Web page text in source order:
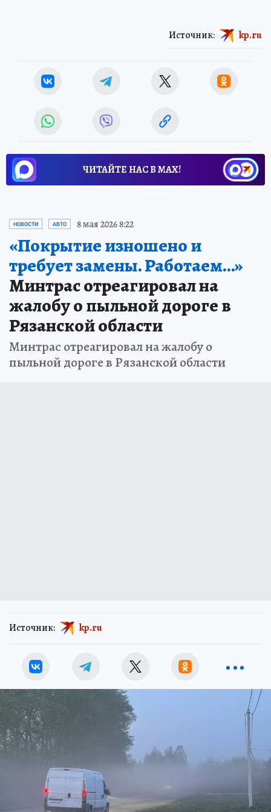
Источник: kp.ru
ЧИТАЙТЕ НАС В МАХ!
НОВОСТИ АВТО 8 мая 2026 8:22
«Покрытие изношено и
требует замены. Работаем…»
Минтрас отреагировал на
жалобу о пыльной дороге в
Рязанской области
Минтрас отреагировал на жалобу о
пыльной дороге в Рязанской области
Источник: kp.ru